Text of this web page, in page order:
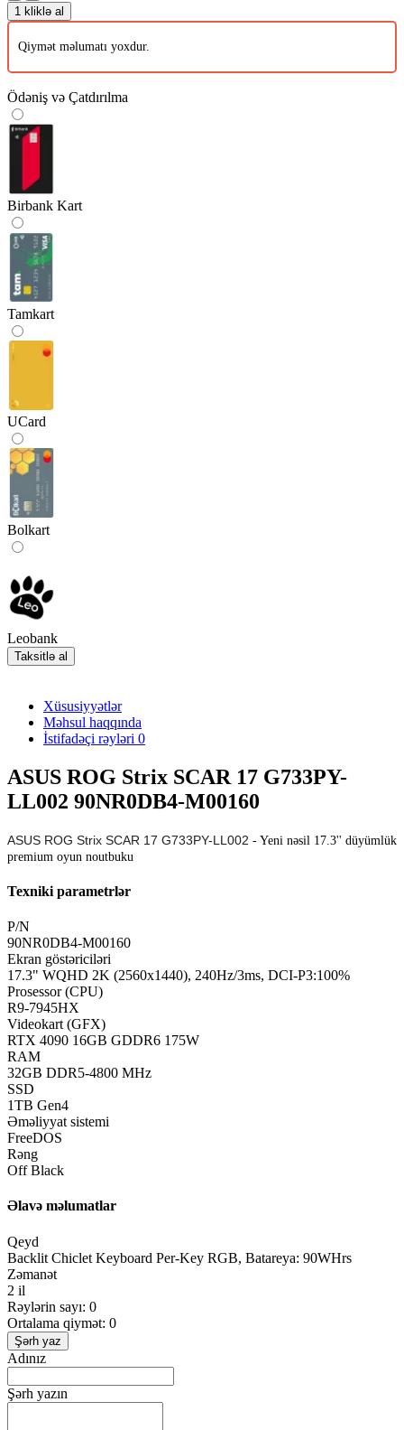
1 kliklə al
Qiymət məlumatı yoxdur.
Ödəniş və Çatdırılma
Birbank Kart
Tamkart
UCard
Bolkart
Leobank
Taksitlə al
Xüsusiyyətlər
Məhsul haqqında
İstifadəçi rəyləri 0
ASUS ROG Strix SCAR 17 G733PY-
LL002 90NR0DB4-M00160
ASUS ROG Strix SCAR 17 G733PY-LL002 - Yeni nəsil 17.3'' düyümlük
premium oyun noutbuku
Texniki parametrlər
P/N
90NR0DB4-M00160
Ekran göstəriciləri
17.3" WQHD 2K (2560x1440), 240Hz/3ms, DCI-P3:100%
Prosessor (CPU)
R9-7945HX
Videokart (GFX)
RTX 4090 16GB GDDR6 175W
RAM
32GB DDR5-4800 MHz
SSD
1TB Gen4
Əməliyyat sistemi
FreeDOS
Rəng
Off Black
Əlavə məlumatlar
Qeyd
Backlit Chiclet Keyboard Per-Key RGB, Batareya: 90WHrs
Zəmanət
2 il
Rəylərin sayı: 0
Ortalama qiymət: 0
Şərh yaz
Adınız
Şərh yazın